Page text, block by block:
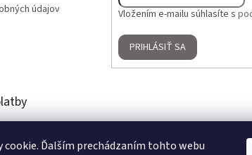
cookie. Ďalším prechádzaním tohto webu
údajov
Vložením e-mailu súhlasíte s
PRIHLÁSIŤ SA